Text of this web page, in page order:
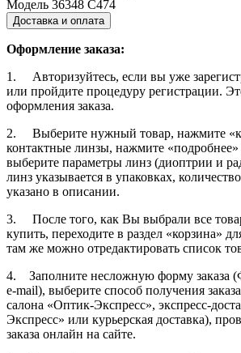
Модель 36348 С474
Доставка и оплата
Оформление заказа:
1. Авторизуйтесь, если вы уже
или пройдите процедуру регистрации.
оформления заказа.
2. Выберите нужный товар, нажмите
контактные линзы, нажмите «подробнее»
выберите параметры линз (диоптрии и
линз указывается в упаковках,
указано в описании.
3. После того, как Вы выбрали все
купить, переходите в раздел «корзина»
там же можно отредактировать список
4. Заполните несложную форму заказа
e-mail), выберите способ получения
салона «Оптик-Экспресс», экспресс-
Экспресс» или курьерская доставка),
заказа онлайн на сайте.